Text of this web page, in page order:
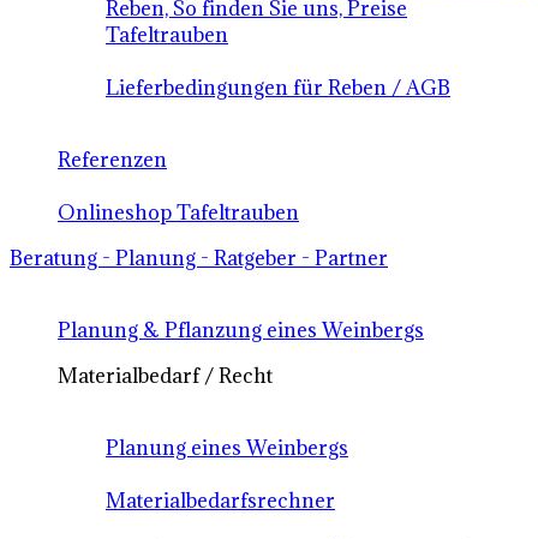
Reben, So finden Sie uns, Preise
Tafeltrauben
Lieferbedingungen für Reben / AGB
Referenzen
Onlineshop Tafeltrauben
Beratung - Planung - Ratgeber - Partner
Planung & Pflanzung eines Weinbergs
Materialbedarf / Recht
Planung eines Weinbergs
Materialbedarfsrechner